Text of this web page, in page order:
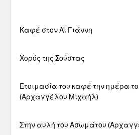
Καφέ στον Αϊ Γιάννη
Χορός της Σούστας
Ετοιμασία του καφέ την ημέρα
(Αρχαγγέλου Μιχαήλ)
Στην αυλή του Ασωμάτου